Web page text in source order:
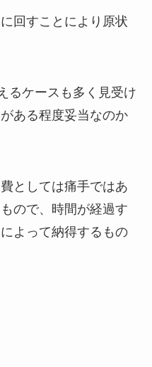
回すことにより原状
るケースも多く見受け
ある程度妥当なのか
としては痛手ではあ
ので、時間が経過す
よって納得するもの